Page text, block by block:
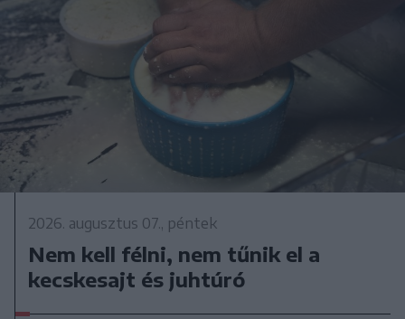
2026. augusztus 07., péntek
Nem kell félni, nem tűnik el a
kecskesajt és juhtúró